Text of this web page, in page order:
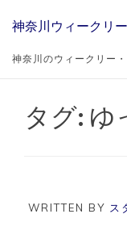
神奈川ウィークリ
神奈川のウィークリー
タグ: ゆ
WRITTEN BY ス